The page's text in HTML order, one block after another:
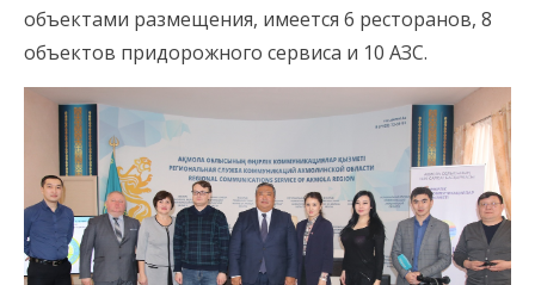
объектами размещения, имеется 6 ресторанов, 8
объектов придорожного сервиса и 10 АЗС.